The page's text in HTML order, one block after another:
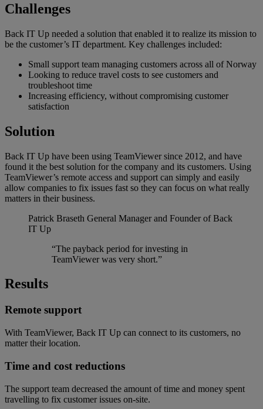
Challenges
Back IT Up needed a solution that enabled it to realize its mission to
be the customer’s IT department. Key challenges included:
Small support team managing customers across all of Norway
Looking to reduce travel costs to see customers and
troubleshoot time
Increasing efficiency, without compromising customer
satisfaction
Solution
Back IT Up have been using TeamViewer since 2012, and have
found it the best solution for the company and its customers. Using
TeamViewer’s remote access and support can simply and easily
allow companies to fix issues fast so they can focus on what really
matters in their business.
Patrick Braseth General Manager and Founder of Back
IT Up
“The payback period for investing in
TeamViewer was very short.”
Results
Remote support
With TeamViewer, Back IT Up can connect to its customers, no
matter their location.
Time and cost reductions
The support team decreased the amount of time and money spent
travelling to fix customer issues on-site.